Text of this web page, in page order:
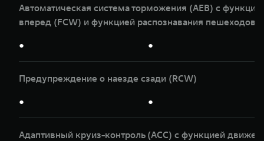
Автоматическая система торможения (AEB) с
вперед (FCW) и функцией распознавания пешеходов
● ●
Предупреждение о наезде сзади (RCW)
● ●
Адаптивный круиз-контроль (ACC) с функцией